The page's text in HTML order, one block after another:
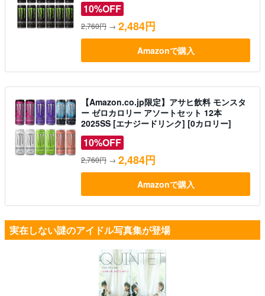
10%OFF
2,760円 → 2,484円
Amazonで購入
【Amazon.co.jp限定】アサヒ飲料 モンスタ
ー ゼロカロリー アソートセット 12本
2025SS [エナジードリンク] [0カロリー]
10%OFF
2,760円 → 2,484円
Amazonで購入
実在しない謎のアイドル写真集が登場